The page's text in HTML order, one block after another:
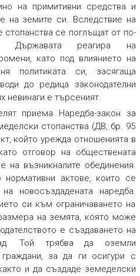
на примитивни средства и
на земите си. Вследствие на
стопанства се поглъщат от по-
Държавата реагира на
като под влиянието на
политиката си, засягаща
до редица законодателни
невинаги е търсеният.
приема Наредба-закон за
стопанства (ДВ, бр. 95
който урежда отношенията в
отговор на обществената
на възникналите обединения.
актове, които се
на новосъздадената наредба.
си към ограничаването на
на земята, която може
е създаването на
Той трябва да оземли
за да ги осигури с
и да създаде земеделски